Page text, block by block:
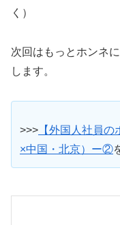
く）
次回はもっとホンネ
します。
>>> 【外国人社員
×中国・北京）ー②